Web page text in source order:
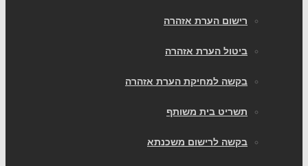
רישום הערת אזהרה
ביטול הערת אזהרה
בקשה למחיקת הערת אזהרה
תשריט בית משותף
בקשה לרישום משכנתא